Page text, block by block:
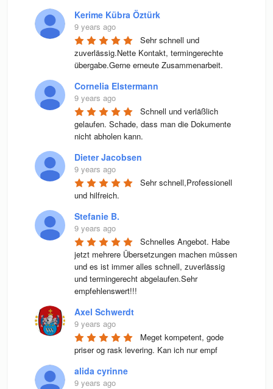
Kerime Kübra Öztürk
9 years ago
Sehr schnell und
zuverlässig.Nette Kontakt, termingerechte
übergabe.Gerne erneute Zusammenarbeit.
Cornelia Elstermann
9 years ago
Schnell und verläßlich
gelaufen. Schade, dass man die Dokumente
nicht abholen kann.
Dieter Jacobsen
9 years ago
Sehr schnell,Professionell
und hilfreich.
Stefanie B.
9 years ago
Schnelles Angebot. Habe
jetzt mehrere Übersetzungen machen müssen
und es ist immer alles schnell, zuverlässig
und termingerecht abgelaufen.Sehr
empfehlenswert!!!
Axel Schwerdt
9 years ago
Meget kompetent, gode
priser og rask levering. Kan ich nur empf
alida cyrinne
9 years ago